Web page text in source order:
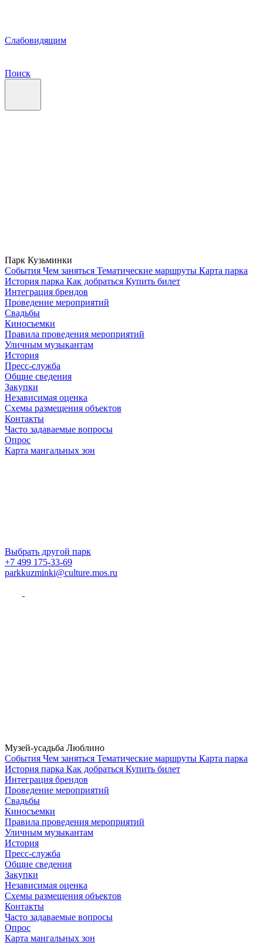
Слабовидящим
Поиск
Парк Кузьминки
Cобытия Чем заняться Тематические маршруты Карта парка
История парка Как добраться Купить билет
Интеграция брендов
Проведение мероприятий
Свадьбы
Киносъемки
Правила проведения мероприятий
Уличным музыкантам
История
Пресс-служба
Общие сведения
Закупки
Независимая оценка
Схемы размещения объектов
Контакты
Часто задаваемые вопросы
Опрос
Карта мангальных зон
Выбрать другой парк
+7 499 175-33-69
parkkuzminki@culture.mos.ru
Музей-усадьба Люблино
Cобытия Чем заняться Тематические маршруты Карта парка
История парка Как добраться Купить билет
Интеграция брендов
Проведение мероприятий
Свадьбы
Киносъемки
Правила проведения мероприятий
Уличным музыкантам
История
Пресс-служба
Общие сведения
Закупки
Независимая оценка
Схемы размещения объектов
Контакты
Часто задаваемые вопросы
Опрос
Карта мангальных зон